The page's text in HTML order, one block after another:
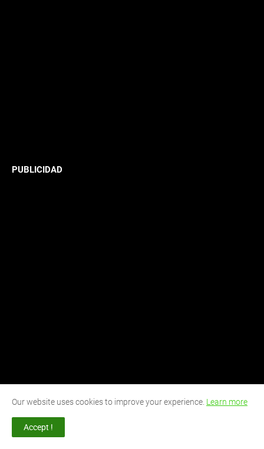
PUBLICIDAD
Our website uses cookies to improve your experience. Learn more
Accept !